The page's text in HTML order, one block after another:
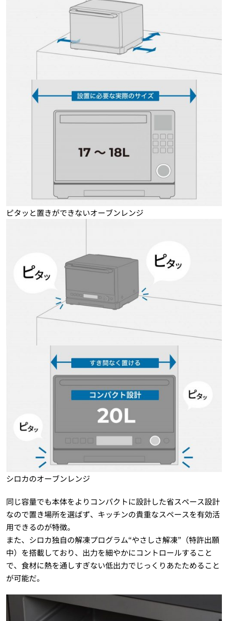
ピタッと置きができないオーブンレンジ
シロカのオーブンレンジ
同じ容量でも本体をよりコンパクトに設計した省スペース設計
なので置き場所を選ばず、キッチンの貴重なスペースを有効活
用できるのが特徴。
また、シロカ独自の解凍プログラム“やさしさ解凍”（特許出願
中）を搭載しており、出力を細やかにコントロールすること
で、食材に熱を通しすぎない低出力でじっくりあたためること
が可能だ。